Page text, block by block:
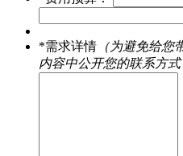
*需求详情 （为避免给您
内容中公开您的联系方式